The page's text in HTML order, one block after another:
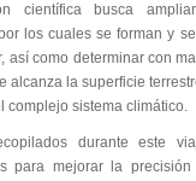
científica busca
los cuales se forman y
así como determinar con
alcanza la superficie
complejo sistema climático.
durante este
para mejorar la